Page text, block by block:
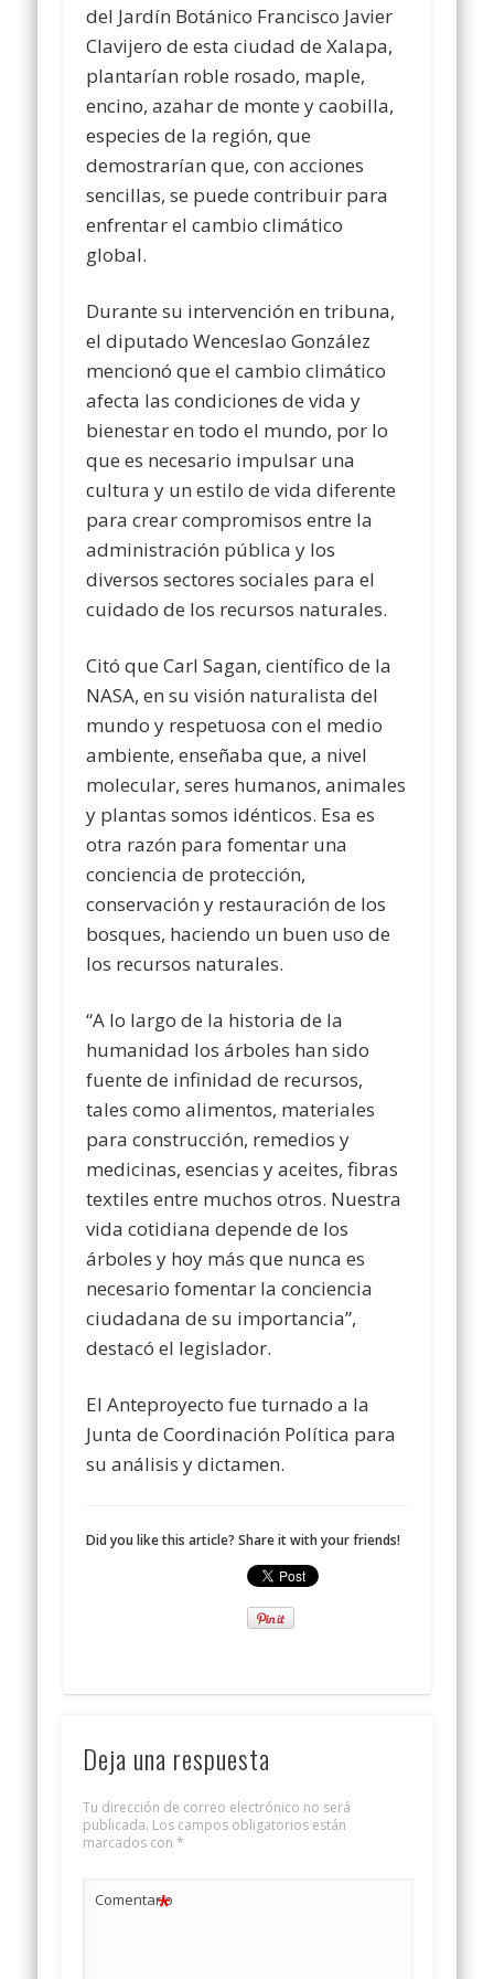
del Jardín Botánico Francisco Javier
Clavijero de esta ciudad de Xalapa,
plantarían roble rosado, maple,
encino, azahar de monte y caobilla,
especies de la región, que
demostrarían que, con acciones
sencillas, se puede contribuir para
enfrentar el cambio climático
global.
Durante su intervención en tribuna,
el diputado Wenceslao González
mencionó que el cambio climático
afecta las condiciones de vida y
bienestar en todo el mundo, por lo
que es necesario impulsar una
cultura y un estilo de vida diferente
para crear compromisos entre la
administración pública y los
diversos sectores sociales para el
cuidado de los recursos naturales.
Citó que Carl Sagan, científico de la
NASA, en su visión naturalista del
mundo y respetuosa con el medio
ambiente, enseñaba que, a nivel
molecular, seres humanos, animales
y plantas somos idénticos. Esa es
otra razón para fomentar una
conciencia de protección,
conservación y restauración de los
bosques, haciendo un buen uso de
los recursos naturales.
“A lo largo de la historia de la
humanidad los árboles han sido
fuente de infinidad de recursos,
tales como alimentos, materiales
para construcción, remedios y
medicinas, esencias y aceites, fibras
textiles entre muchos otros. Nuestra
vida cotidiana depende de los
árboles y hoy más que nunca es
necesario fomentar la conciencia
ciudadana de su importancia”,
destacó el legislador.
El Anteproyecto fue turnado a la
Junta de Coordinación Política para
su análisis y dictamen.
Did you like this article? Share it with your friends!
Deja una respuesta
Tu dirección de correo electrónico no será
publicada. Los campos obligatorios están
marcados con *
Comentario
*